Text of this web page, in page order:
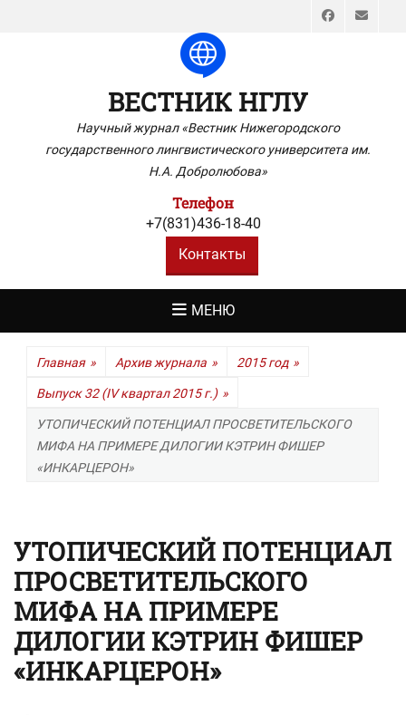
ВЕСТНИК НГЛУ
Научный журнал «Вестник Нижегородского
государственного лингвистического университета им.
Н.А. Добролюбова»
Телефон
+7(831)436-18-40
Контакты
МЕНЮ
Главная » Архив журнала » 2015 год »
Выпуск 32 (IV квартал 2015 г.) »
УТОПИЧЕСКИЙ ПОТЕНЦИАЛ ПРОСВЕТИТЕЛЬСКОГО
МИФА НА ПРИМЕРЕ ДИЛОГИИ КЭТРИН ФИШЕР
«ИНКАРЦЕРОН»
УТОПИЧЕСКИЙ ПОТЕНЦИАЛ
ПРОСВЕТИТЕЛЬСКОГО
МИФА НА ПРИМЕРЕ
ДИЛОГИИ КЭТРИН ФИШЕР
«ИНКАРЦЕРОН»